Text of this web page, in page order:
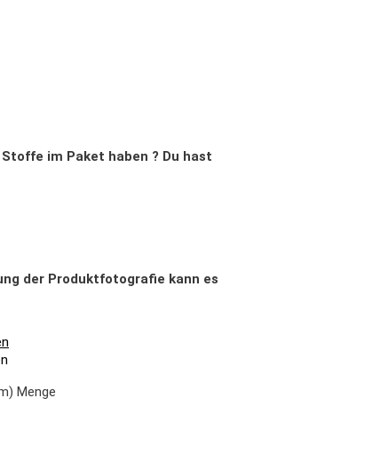
im Paket haben ? Du hast
der Produktfotografie kann es
Menge